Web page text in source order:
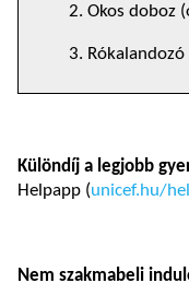
2. Okos doboz
3.
Különdíj a legjobb
Helpapp (unicef.hu/
Nem szakmabeli